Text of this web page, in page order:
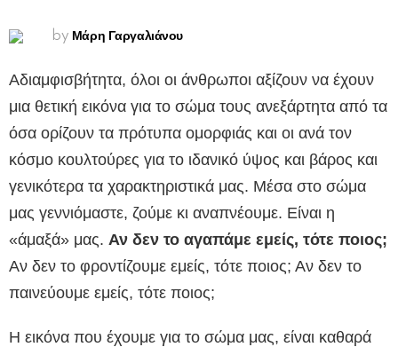
by Μάρη Γαργαλιάνου
Αδιαμφισβήτητα, όλοι οι άνθρωποι αξίζουν να έχουν
μια θετική εικόνα για το σώμα τους ανεξάρτητα από τα
όσα ορίζουν τα πρότυπα ομορφιάς και οι ανά τον
κόσμο κουλτούρες για το ιδανικό ύψος και βάρος και
γενικότερα τα χαρακτηριστικά μας. Μέσα στο σώμα
μας γεννιόμαστε, ζούμε κι αναπνέουμε. Είναι η
«άμαξά» μας. Αν δεν το αγαπάμε εμείς, τότε ποιος;
Αν δεν το φροντίζουμε εμείς, τότε ποιος; Αν δεν το
παινεύουμε εμείς, τότε ποιος;
Η εικόνα που έχουμε για το σώμα μας, είναι καθαρά